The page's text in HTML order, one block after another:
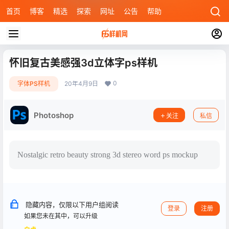
首页 博客 精选 探索 网址 公告 帮助
怀旧复古美感强3d立体字ps样机
字体PS样机 20年4月9日 0
Photoshop 关注 私信
Nostalgic retro beauty strong 3d stereo word ps mockup
隐藏内容，仅限以下用户组阅读
如果您未在其中，可以升级
登录 注册